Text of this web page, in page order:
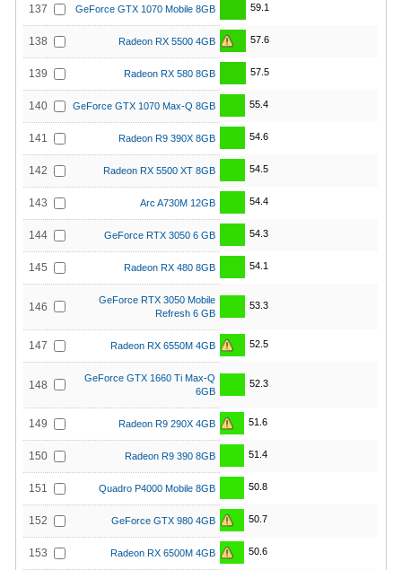
137 GeForce GTX 1070 Mobile 8GB 59.1
138 Radeon RX 5500 4GB 57.6
139 Radeon RX 580 8GB 57.5
140 GeForce GTX 1070 Max-Q 8GB 55.4
141 Radeon R9 390X 8GB 54.6
142 Radeon RX 5500 XT 8GB 54.5
143 Arc A730M 12GB 54.4
144 GeForce RTX 3050 6 GB 54.3
145 Radeon RX 480 8GB 54.1
146
GeForce RTX 3050 Mobile
Refresh 6 GB
53.3
147 Radeon RX 6550M 4GB 52.5
148
GeForce GTX 1660 Ti Max-Q
6GB
52.3
149 Radeon R9 290X 4GB 51.6
150 Radeon R9 390 8GB 51.4
151 Quadro P4000 Mobile 8GB 50.8
152 GeForce GTX 980 4GB 50.7
153 Radeon RX 6500M 4GB 50.6